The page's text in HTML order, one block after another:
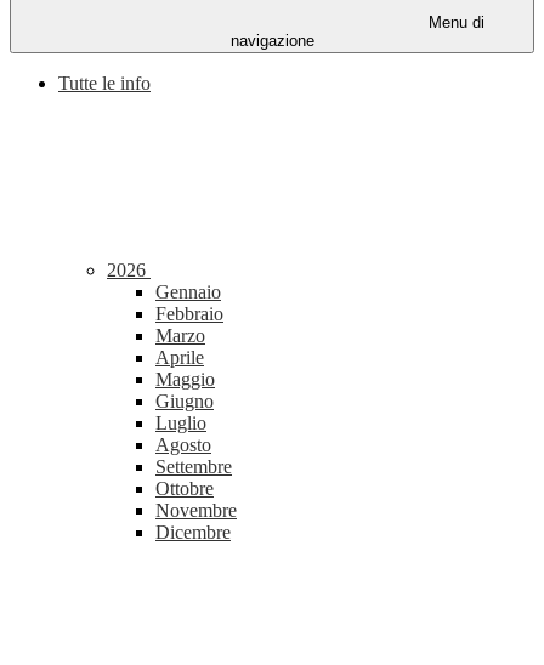
Menu di
navigazione
Tutte le info
2026
Gennaio
Febbraio
Marzo
Aprile
Maggio
Giugno
Luglio
Agosto
Settembre
Ottobre
Novembre
Dicembre